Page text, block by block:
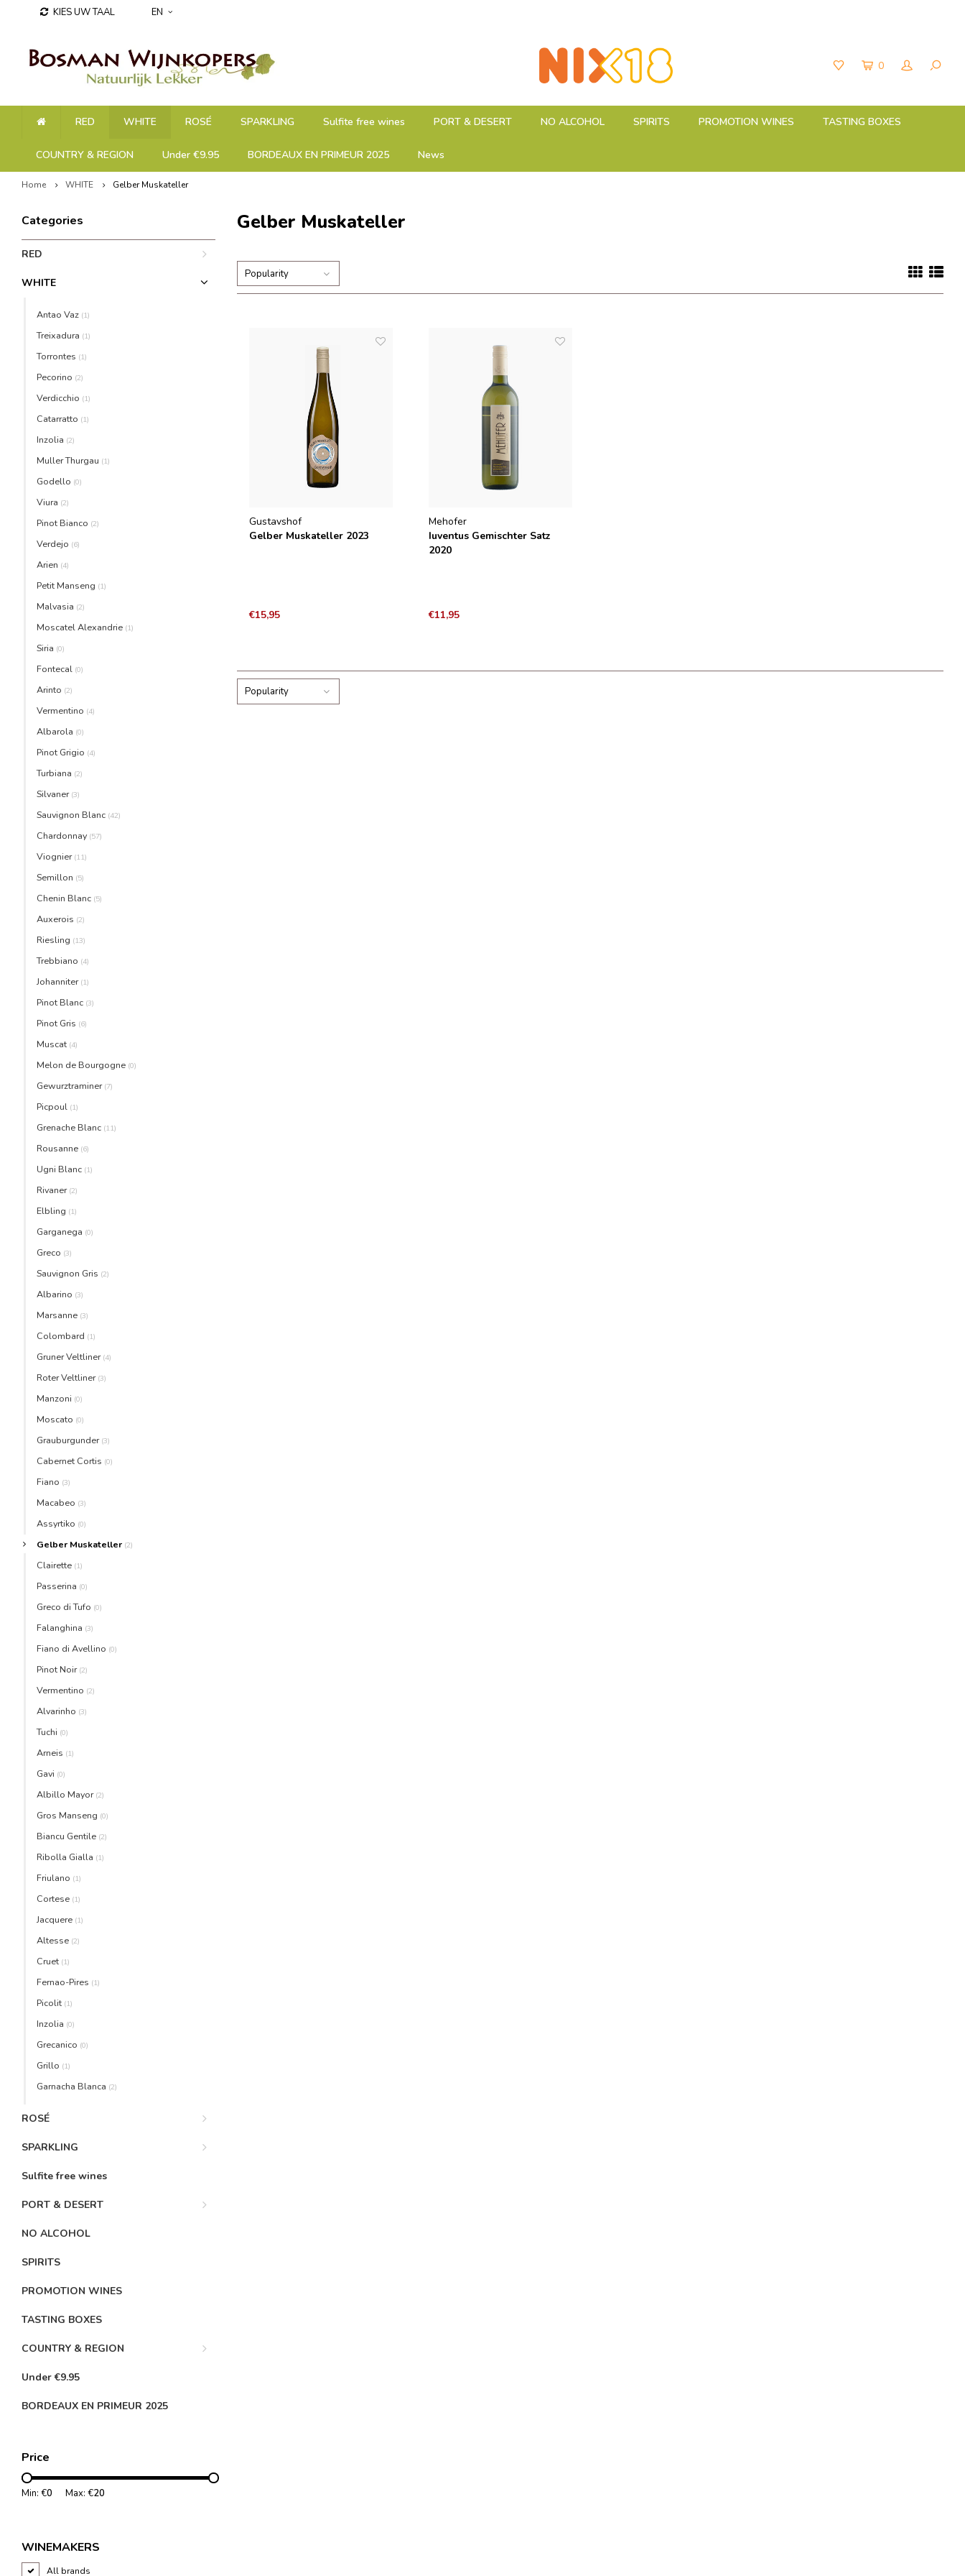
KIES UW TAAL EN
0
RED WHITE ROSÉ SPARKLING Sulfite free wines PORT & DESERT NO ALCOHOL SPIRITS PROMOTION WINES TASTING BOXES
COUNTRY & REGION Under €9.95 BORDEAUX EN PRIMEUR 2025 News
Home WHITE Gelber Muskateller
Categories
RED
WHITE
Antao Vaz (1)
Treixadura (1)
Torrontes (1)
Pecorino (2)
Verdicchio (1)
Catarratto (1)
Inzolia (2)
Muller Thurgau (1)
Godello (0)
Viura (2)
Pinot Bianco (2)
Verdejo (6)
Arien (4)
Petit Manseng (1)
Malvasia (2)
Moscatel Alexandrie (1)
Siria (0)
Fontecal (0)
Arinto (2)
Vermentino (4)
Albarola (0)
Pinot Grigio (4)
Turbiana (2)
Silvaner (3)
Sauvignon Blanc (42)
Chardonnay (57)
Viognier (11)
Semillon (5)
Chenin Blanc (5)
Auxerois (2)
Riesling (13)
Trebbiano (4)
Johanniter (1)
Pinot Blanc (3)
Pinot Gris (6)
Muscat (4)
Melon de Bourgogne (0)
Gewurztraminer (7)
Picpoul (1)
Grenache Blanc (11)
Rousanne (6)
Ugni Blanc (1)
Rivaner (2)
Elbling (1)
Garganega (0)
Greco (3)
Sauvignon Gris (2)
Albarino (3)
Marsanne (3)
Colombard (1)
Gruner Veltliner (4)
Roter Veltliner (3)
Manzoni (0)
Moscato (0)
Grauburgunder (3)
Cabernet Cortis (0)
Fiano (3)
Macabeo (3)
Assyrtiko (0)
Gelber Muskateller (2)
Clairette (1)
Passerina (0)
Greco di Tufo (0)
Falanghina (3)
Fiano di Avellino (0)
Pinot Noir (2)
Vermentino (2)
Alvarinho (3)
Tuchi (0)
Arneis (1)
Gavi (0)
Albillo Mayor (2)
Gros Manseng (0)
Biancu Gentile (2)
Ribolla Gialla (1)
Friulano (1)
Cortese (1)
Jacquere (1)
Altesse (2)
Cruet (1)
Fernao-Pires (1)
Picolit (1)
Inzolia (0)
Grecanico (0)
Grillo (1)
Garnacha Blanca (2)
ROSÉ
SPARKLING
Sulfite free wines
PORT & DESERT
NO ALCOHOL
SPIRITS
PROMOTION WINES
TASTING BOXES
COUNTRY & REGION
Under €9.95
BORDEAUX EN PRIMEUR 2025
Price
Min: €0 Max: €20
WINEMAKERS
All brands
Gelber Muskateller
Popularity
Gustavshof
Gelber Muskateller 2023
€15,95
Mehofer
Iuventus Gemischter Satz
2020
€11,95
Popularity